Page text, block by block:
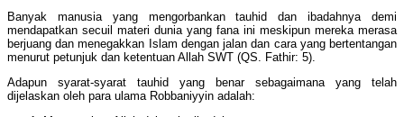
Banyak manusia yang mengorbankan tauhid dan ibadahnya demi
mendapatkan secuil materi dunia yang fana ini meskipun mereka merasa
berjuang dan menegakkan Islam dengan jalan dan cara yang bertentangan
menurut petunjuk dan ketentuan Allah SWT (QS. Fathir: 5).
Adapun syarat-syarat tauhid yang benar sebagaimana yang telah
dijelaskan oleh para ulama Robbaniyyin adalah: